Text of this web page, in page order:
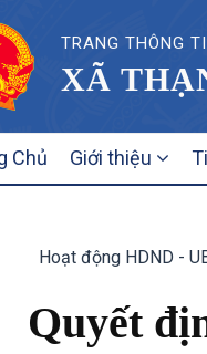
TRANG THÔNG
XÃ
Chủ Giới thiệu
Hoạt động HDND -
Quyết